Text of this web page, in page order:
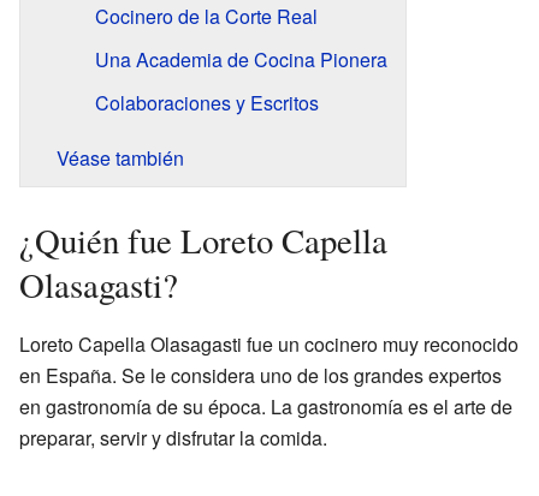
Cocinero de la Corte Real
Una Academia de Cocina Pionera
Colaboraciones y Escritos
Véase también
¿Quién fue Loreto Capella
Olasagasti?
Loreto Capella Olasagasti fue un cocinero muy reconocido
en España. Se le considera uno de los grandes expertos
en gastronomía de su época. La gastronomía es el arte de
preparar, servir y disfrutar la comida.